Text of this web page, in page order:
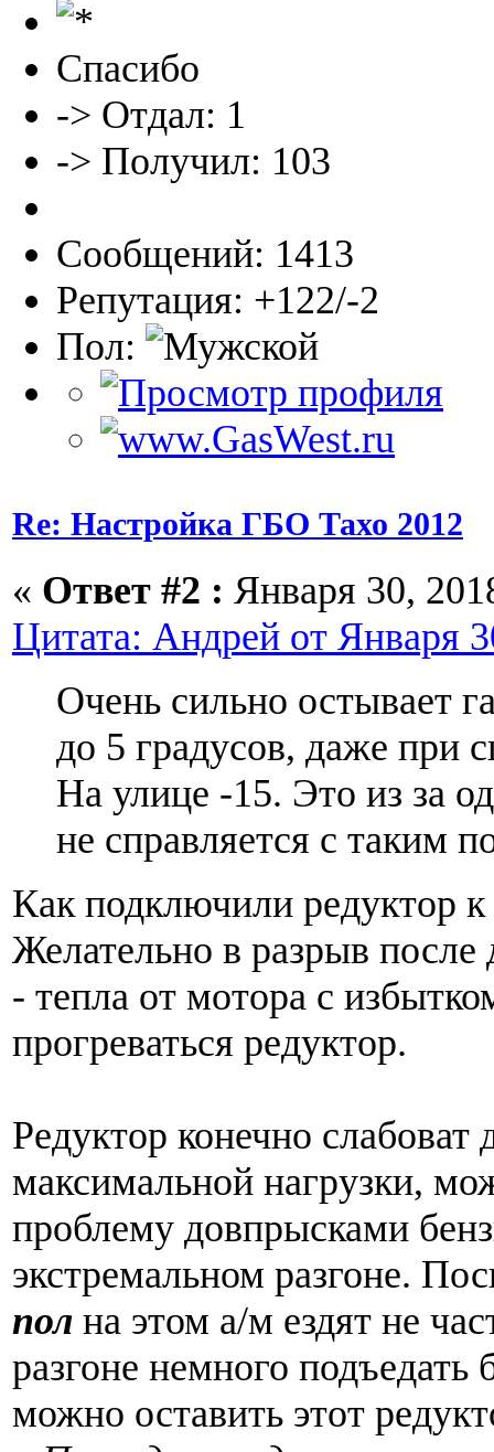
Спасибо
-> Отдал: 1
-> Получил: 103
Сообщений: 1413
Репутация: +122/-2
Пол:
Re: Настройка ГБО Тахо 2012
« Ответ #2 : Января 30,
Цитата: Андрей от Января
Очень сильно остывает
до 5 градусов, даже при
На улице -15. Это из за
не справляется с таким
Как подключили редуктор к
Желательно в разрыв после
- тепла от мотора с
прогреваться редуктор.
Редуктор конечно
максимальной нагрузки,
проблему довпрысками
экстремальном разгоне.
пол на этом а/м ездят не
разгоне немного подъедать
можно оставить этот